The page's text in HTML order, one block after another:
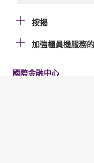
按揭
加強櫃員機服務
國際金融中心